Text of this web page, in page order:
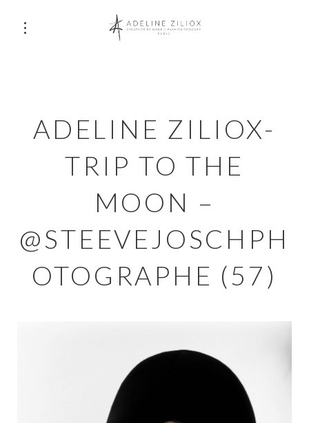
ADELINE ZILIOX-
TRIP TO THE
MOON –
@STEEVEJOSCHPH
OTOGRAPHE (57)